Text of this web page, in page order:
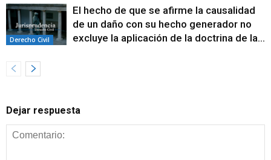
Derecho Civil
El hecho de que se afirme la causalidad
de un daño con su hecho generador no
excluye la aplicación de la doctrina de la...
Dejar respuesta